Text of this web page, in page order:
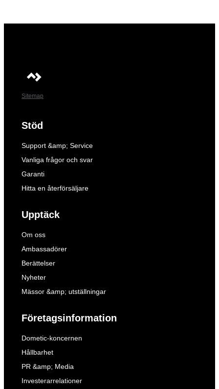
Sitemap
Stöd
Support &amp; Service
Vanliga frågor och svar
Garanti
Hitta en återförsäljare
Upptäck
Om oss
Ambassadörer
Berättelser
Nyheter
Mässor &amp; utställningar
Företagsinformation
Dometic-koncernen
Hållbarhet
PR &amp; Media
Investerarrelationer